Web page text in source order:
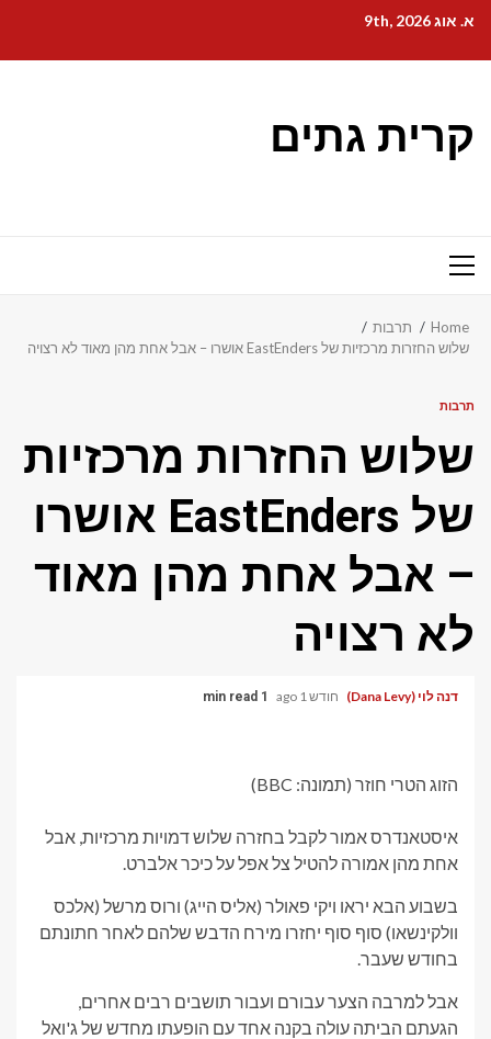
content
א. אוג 9th, 2026
קרית גתים
Primary
Home
תרבות
שלוש החזרות מרכזיות של EastEnders אושרו – אבל אחת מהן מאוד לא רצויה
תרבות
שלוש החזרות מרכזיות
של EastEnders אושרו
– אבל אחת מהן מאוד
לא רצויה
דנה לוי (Dana Levy) חודש 1 ago 1 min read
הזוג הטרי חוזר (תמונה: BBC)
איסטאנדרס אמור לקבל בחזרה שלוש דמויות מרכזיות, אבל
אחת מהן אמורה להטיל צל אפל על כיכר אלברט.
בשבוע הבא יראו ויקי פאולר (אליס הייג) ורוס מרשל (אלכס
וולקינשאו) סוף סוף יחזרו מירח הדבש שלהם לאחר חתונתם
בחודש שעבר.
אבל למרבה הצער עבורם ועבור תושבים רבים אחרים,
הגעתם הביתה עולה בקנה אחד עם הופעתו מחדש של ג'ואל